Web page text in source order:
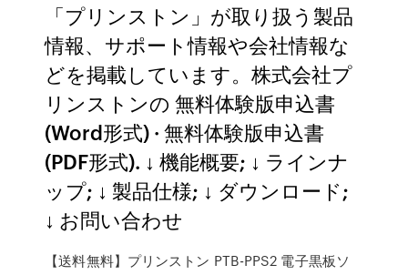
「プリンストン」が取り扱う製品
情報、サポート情報や会社情報な
どを掲載しています。株式会社プ
リンストンの 無料体験版申込書
(Word形式) · 無料体験版申込書
(PDF形式). ↓ 機能概要; ↓ ラインナ
ップ; ↓ 製品仕様; ↓ ダウンロード;
↓ お問い合わせ
【送料無料】プリンストン PTB-PPS2 電子黒板ソ